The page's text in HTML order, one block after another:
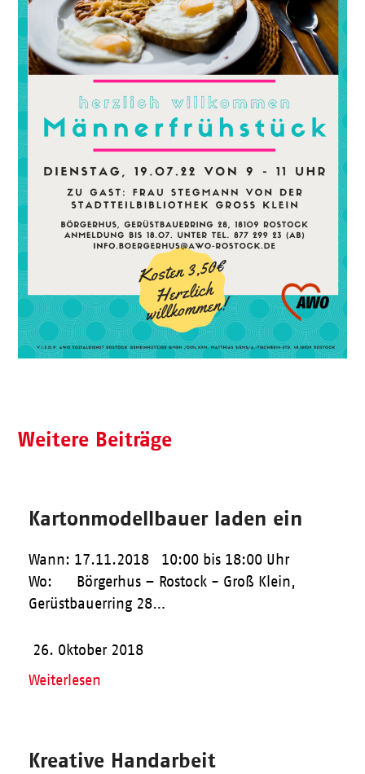
Weitere Beiträge
Kartonmodellbauer laden ein
Wann: 17.11.2018 10:00 bis 18:00 Uhr
Wo: Börgerhus – Rostock - Groß Klein,
Gerüstbauerring 28…
26. Oktober 2018
Weiterlesen
Kreative Handarbeit